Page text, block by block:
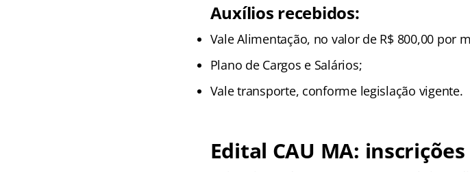
Auxílios recebidos:
Vale Alimentação, no valor de R$ 800,00 por
Plano de Cargos e Salários;
Vale transporte, conforme legislação vigente.
Edital CAU MA: inscrições